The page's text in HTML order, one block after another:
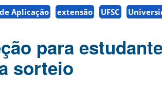
Aplicação extensão UFSC
para
sorteio